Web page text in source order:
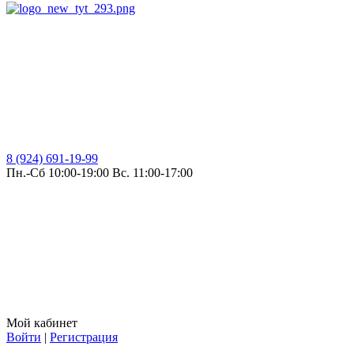
8 (924) 691-19-99
Пн.-Сб 10:00-19:00 Вс. 11:00-17:00
Мой кабинет
Войти | Регистрация